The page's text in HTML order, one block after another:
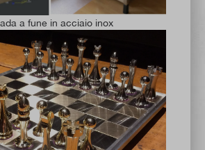
a fune in acciaio inox